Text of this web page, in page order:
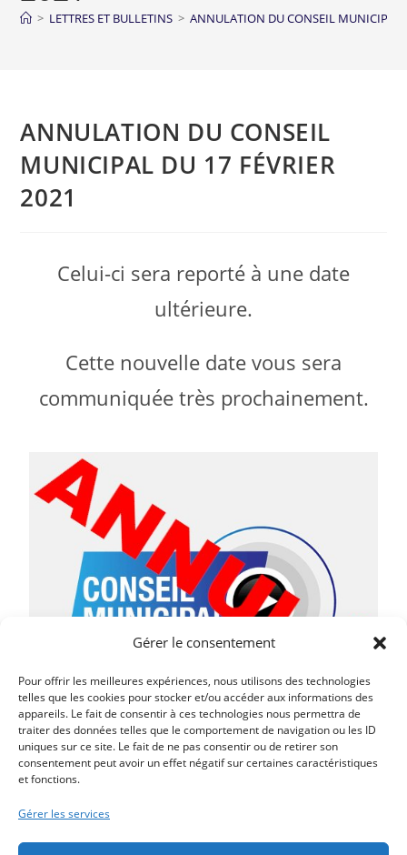
Gérer le consentement
Pour offrir les meilleures expériences, nous utilisons des technologies
telles que les cookies pour stocker et/ou accéder aux informations des
appareils. Le fait de consentir à ces technologies nous permettra de
traiter des données telles que le comportement de navigation ou les ID
uniques sur ce site. Le fait de ne pas consentir ou de retirer son
consentement peut avoir un effet négatif sur certaines caractéristiques
et fonctions.
Gérer les services
> LETTRES ET BULLETINS > ANNULATION DU CONSEIL MUNICIPAL
ANNULATION DU CONSEIL
MUNICIPAL DU 17 FÉVRIER
2021
Celui-ci sera reporté à une date
ultérieure.
Cette nouvelle date vous sera
communiquée très prochainement.
Article précédent
LA LETTRE MUNICIPALE DE FEVRIER 2021